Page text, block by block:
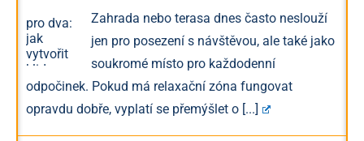
Zahrada nebo terasa dnes často neslouží
jen pro posezení s návštěvou, ale také jako
soukromé místo pro každodenní
odpočinek. Pokud má relaxační zóna fungovat
opravdu dobře, vyplatí se přemýšlet o [...]